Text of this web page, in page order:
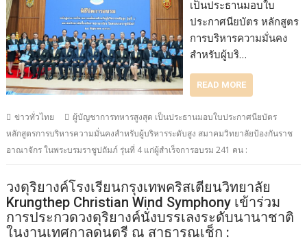
เป็นประธานมอบใบ
ประกาศนียบัตร หลักสูตร
การบริหารความมั่นคง
สำหรับผู้บริ…
READ MORE
ข่าวทั่วไทย
ผู้บัญชาการทหารสูงสุด เป็นประธานมอบใบประกาศนียบัตร
หลักสูตรการบริหารความมั่นคงสำหรับผู้บริหารระดับสูง สมาคมวิทยาลัยป้องกันราช
อาณาจักร ในพระบรมราชูปถัมภ์ รุ่นที่ 4 แก่ผู้สำเร็จการอบรม 241 คน :
วงดุริยางค์โรงเรียนกรุงเทพคริสเตียนวิทยาลัย
Krungthep Christian Wind Symphony เข้าร่วม
การประกวดวงดุริยางค์นั่งบรรเลงระดับนานาชาติ
ในงานเทศกาลดนตรี ณ สาธารณเช็ก :